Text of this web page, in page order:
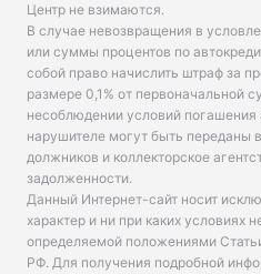
Центр не взимаются.
В случае невозвращения в
или суммы процентов по
собой право начислить штраф за
размере 0,1% от первоначальной
несоблюдении условий погашения
нарушителе могут быть переданы
должников и коллекторское
задолженности.
Данный Интернет-сайт носит
характер и ни при каких условиях
определяемой положениями
РФ. Для получения подробной